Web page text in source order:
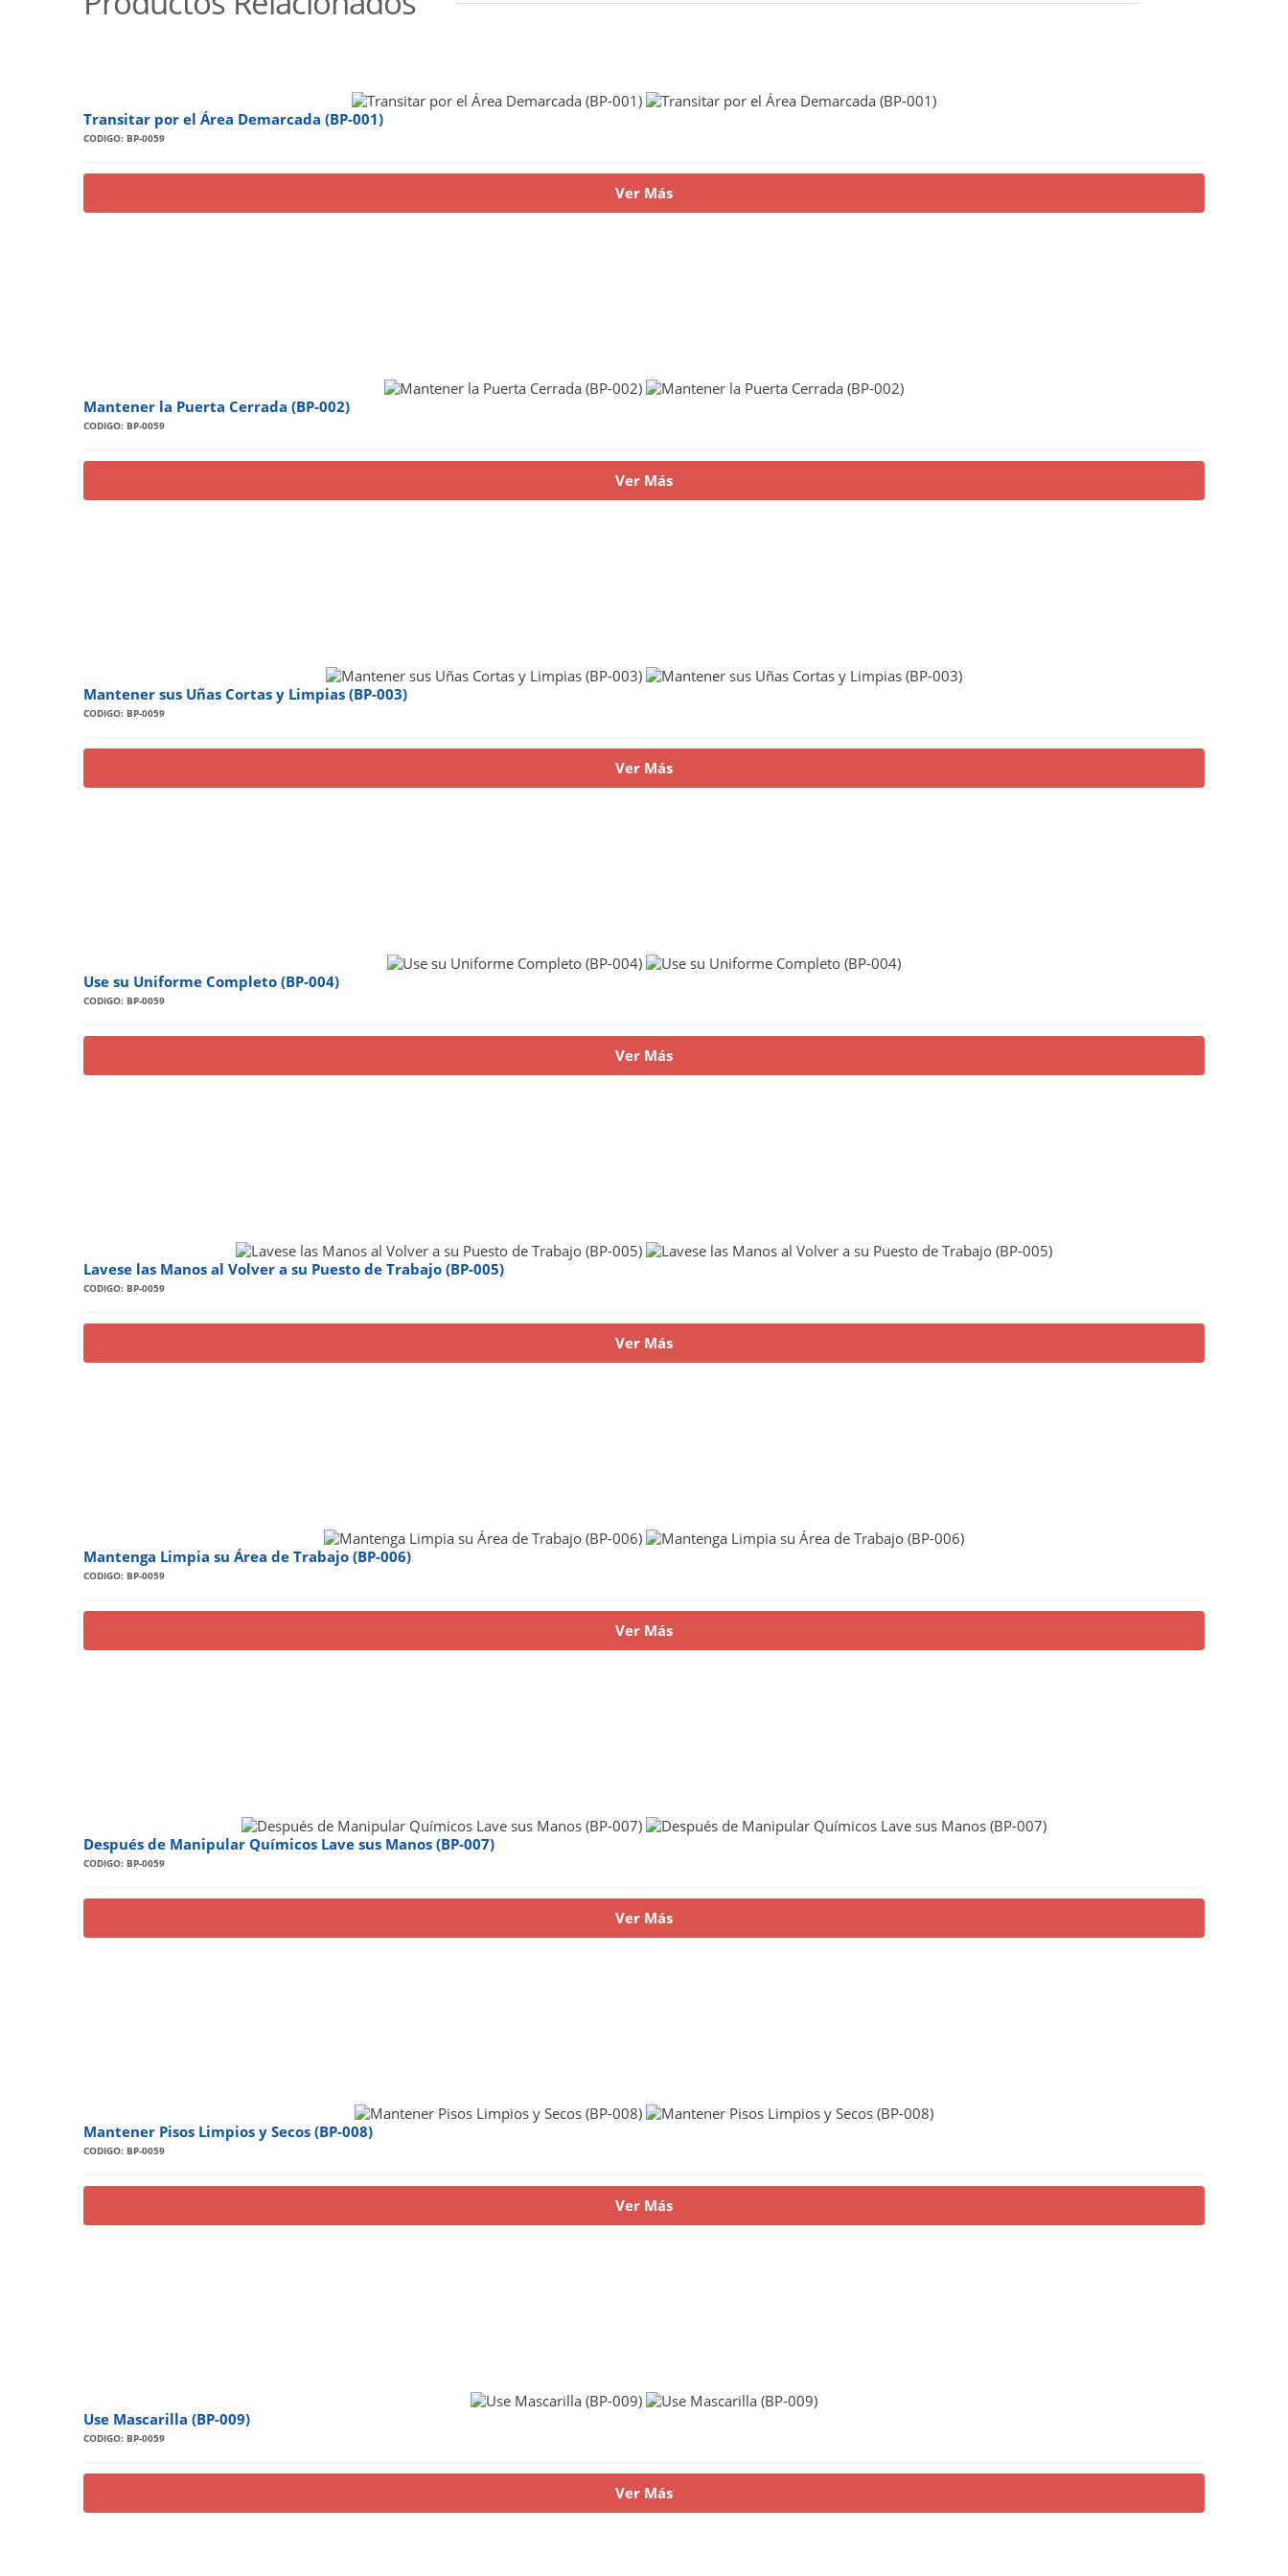
Transitar por el Área Demarcada (BP-001)
CODIGO: BP-0059
Ver Más
Mantener la Puerta Cerrada (BP-002)
CODIGO: BP-0059
Ver Más
Mantener sus Uñas Cortas y Limpias (BP-003)
CODIGO: BP-0059
Ver Más
Use su Uniforme Completo (BP-004)
CODIGO: BP-0059
Ver Más
Lavese las Manos al Volver a su Puesto de Trabajo (BP-005)
CODIGO: BP-0059
Ver Más
Mantenga Limpia su Área de Trabajo (BP-006)
CODIGO: BP-0059
Ver Más
Después de Manipular Químicos Lave sus Manos (BP-007)
CODIGO: BP-0059
Ver Más
Mantener Pisos Limpios y Secos (BP-008)
CODIGO: BP-0059
Ver Más
Use Mascarilla (BP-009)
CODIGO: BP-0059
Ver Más